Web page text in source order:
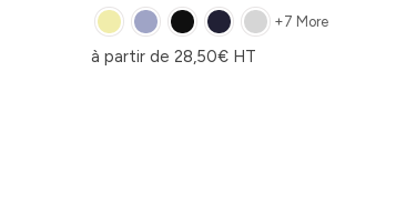
+7 More
à partir de 28,50€ HT